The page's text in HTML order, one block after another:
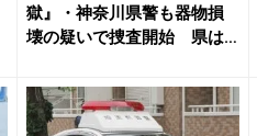
獄』・神奈川県警も器物損
壊の疑いで捜査開始 県は